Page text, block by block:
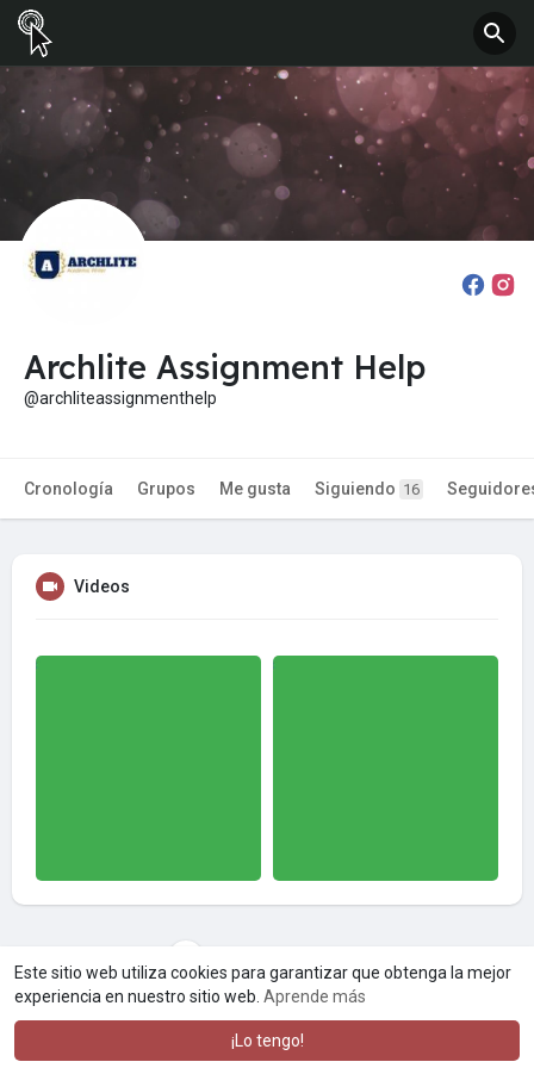
Este sitio web utiliza cookies para garantizar que obtenga la mejor
experiencia en nuestro sitio web. Aprende más
¡Lo tengo!
Archlite Assignment Help
@archliteassignmenthelp
Cronología Grupos Me gusta Siguiendo 16
Videos